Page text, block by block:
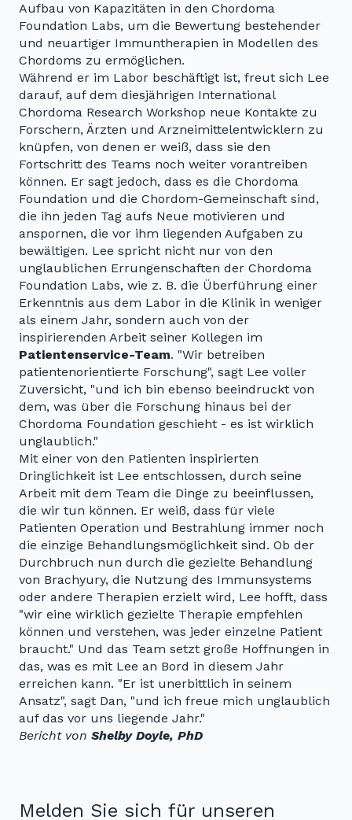
Aufbau von Kapazitäten in den Chordoma
Foundation Labs, um die Bewertung bestehender
und neuartiger Immuntherapien in Modellen des
Chordoms zu ermöglichen.
Während er im Labor beschäftigt ist, freut sich Lee
darauf, auf dem diesjährigen International
Chordoma Research Workshop neue Kontakte zu
Forschern, Ärzten und Arzneimittelentwicklern zu
knüpfen, von denen er weiß, dass sie den
Fortschritt des Teams noch weiter vorantreiben
können. Er sagt jedoch, dass es die Chordoma
Foundation und die Chordom-Gemeinschaft sind,
die ihn jeden Tag aufs Neue motivieren und
anspornen, die vor ihm liegenden Aufgaben zu
bewältigen. Lee spricht nicht nur von den
unglaublichen Errungenschaften der Chordoma
Foundation Labs, wie z. B. die Überführung einer
Erkenntnis aus dem Labor in die Klinik in weniger
als einem Jahr, sondern auch von der
inspirierenden Arbeit seiner Kollegen im
Patientenservice-Team. "Wir betreiben
patientenorientierte Forschung", sagt Lee voller
Zuversicht, "und ich bin ebenso beeindruckt von
dem, was über die Forschung hinaus bei der
Chordoma Foundation geschieht - es ist wirklich
unglaublich."
Mit einer von den Patienten inspirierten
Dringlichkeit ist Lee entschlossen, durch seine
Arbeit mit dem Team die Dinge zu beeinflussen,
die wir tun können. Er weiß, dass für viele
Patienten Operation und Bestrahlung immer noch
die einzige Behandlungsmöglichkeit sind. Ob der
Durchbruch nun durch die gezielte Behandlung
von Brachyury, die Nutzung des Immunsystems
oder andere Therapien erzielt wird, Lee hofft, dass
"wir eine wirklich gezielte Therapie empfehlen
können und verstehen, was jeder einzelne Patient
braucht." Und das Team setzt große Hoffnungen in
das, was es mit Lee an Bord in diesem Jahr
erreichen kann. "Er ist unerbittlich in seinem
Ansatz", sagt Dan, "und ich freue mich unglaublich
auf das vor uns liegende Jahr."
Bericht von Shelby Doyle, PhD
Melden Sie sich für unseren